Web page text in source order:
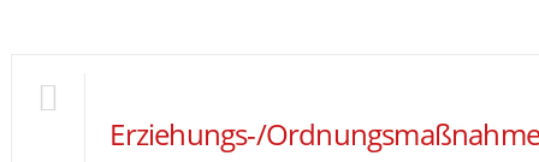
Erziehungs-/